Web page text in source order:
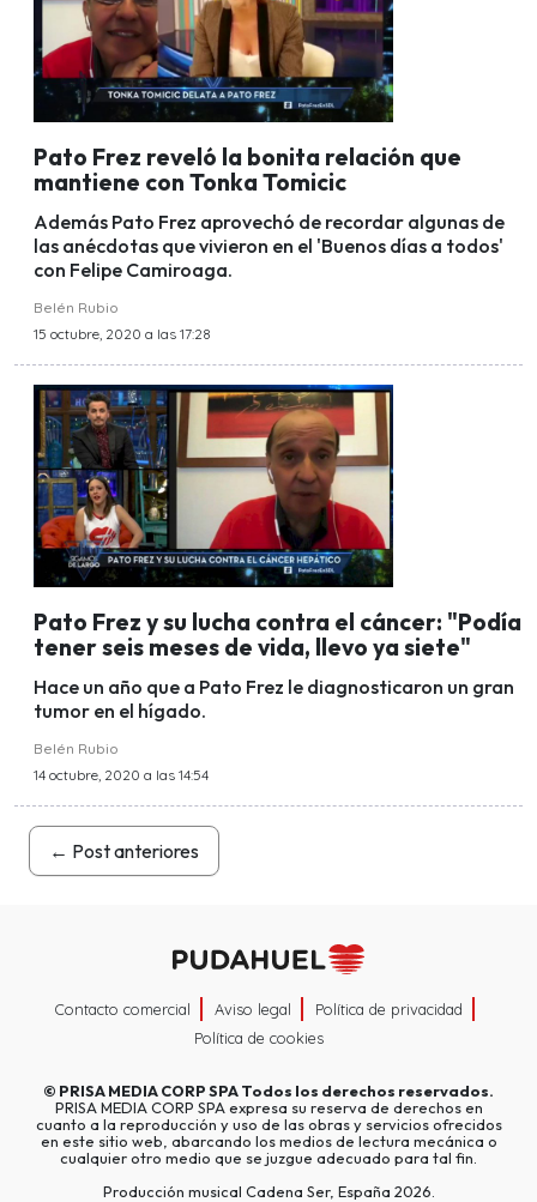
Pato Frez reveló la bonita relación que
mantiene con Tonka Tomicic
Además Pato Frez aprovechó de recordar algunas de
las anécdotas que vivieron en el 'Buenos días a todos'
con Felipe Camiroaga.
Belén Rubio
15 octubre, 2020 a las 17:28
Pato Frez y su lucha contra el cáncer: "Podía
tener seis meses de vida, llevo ya siete"
Hace un año que a Pato Frez le diagnosticaron un gran
tumor en el hígado.
Belén Rubio
14 octubre, 2020 a las 14:54
← Post anteriores
Contacto comercial Aviso legal
Política de privacidad
Política de cookies
© PRISA MEDIA CORP SPATodos los derechos reservados.
PRISA MEDIA CORP SPA expresa su reserva de derechos en
cuanto a la reproducción y uso de las obras y servicios ofrecidos
en este sitio web, abarcando los medios de lectura mecánica o
cualquier otro medio que se juzgue adecuado para tal fin.
Producción musical Cadena Ser, España 2026.